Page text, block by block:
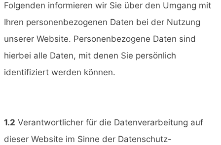
Folgenden informieren wir Sie über den Umgang mit
Ihren personenbezogenen Daten bei der Nutzung
unserer Website. Personenbezogene Daten sind
hierbei alle Daten, mit denen Sie persönlich
identifiziert werden können.
1.2 Verantwortlicher für die Datenverarbeitung auf
dieser Website im Sinne der Datenschutz-